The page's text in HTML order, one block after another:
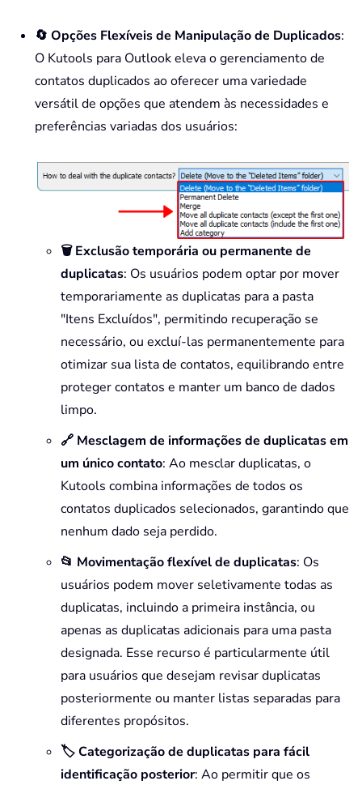
🔄 Opções Flexíveis de Manipulação de Duplicados:
O Kutools para Outlook eleva o gerenciamento de
contatos duplicados ao oferecer uma variedade
versátil de opções que atendem às necessidades e
preferências variadas dos usuários:
🗑️ Exclusão temporária ou permanente de
duplicatas: Os usuários podem optar por mover
temporariamente as duplicatas para a pasta
"Itens Excluídos", permitindo recuperação se
necessário, ou excluí-las permanentemente para
otimizar sua lista de contatos, equilibrando entre
proteger contatos e manter um banco de dados
limpo.
🔗 Mesclagem de informações de duplicatas em
um único contato: Ao mesclar duplicatas, o
Kutools combina informações de todos os
contatos duplicados selecionados, garantindo que
nenhum dado seja perdido.
📂 Movimentação flexível de duplicatas: Os
usuários podem mover seletivamente todas as
duplicatas, incluindo a primeira instância, ou
apenas as duplicatas adicionais para uma pasta
designada. Esse recurso é particularmente útil
para usuários que desejam revisar duplicatas
posteriormente ou manter listas separadas para
diferentes propósitos.
🏷️ Categorização de duplicatas para fácil
identificação posterior: Ao permitir que os